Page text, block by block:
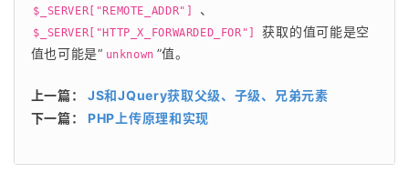
$_SERVER["REMOTE_ADDR"] 、
$_SERVER["HTTP_X_FORWARDED_FOR"]
获取的值可能是空
值也可能是“ unknown ”值。
上一篇： JS和JQuery获取父级、子级、兄弟元素
下一篇： PHP上传原理和实现